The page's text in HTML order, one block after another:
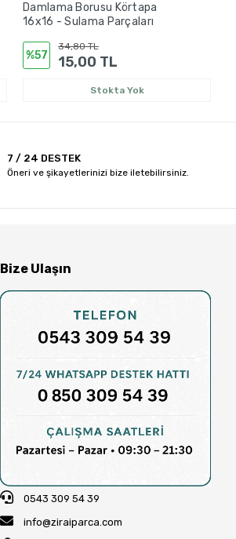
Damlama Borusu Körtapa
16x16 - Sulama Parçaları
%57
34,80 TL
15,00 TL
Stokta Yok
7 / 24 DESTEK
Öneri ve şikayetlerinizi bize iletebilirsiniz.
Bize Ulaşın
0543 309 54 39
info@ziraiparca.com